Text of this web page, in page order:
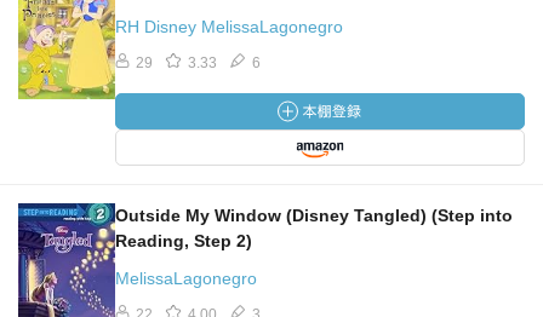
RH Disney MelissaLagonegro
29 3.33 6
Outside My Window (Disney Tangled) (Step into
Reading, Step 2)
MelissaLagonegro